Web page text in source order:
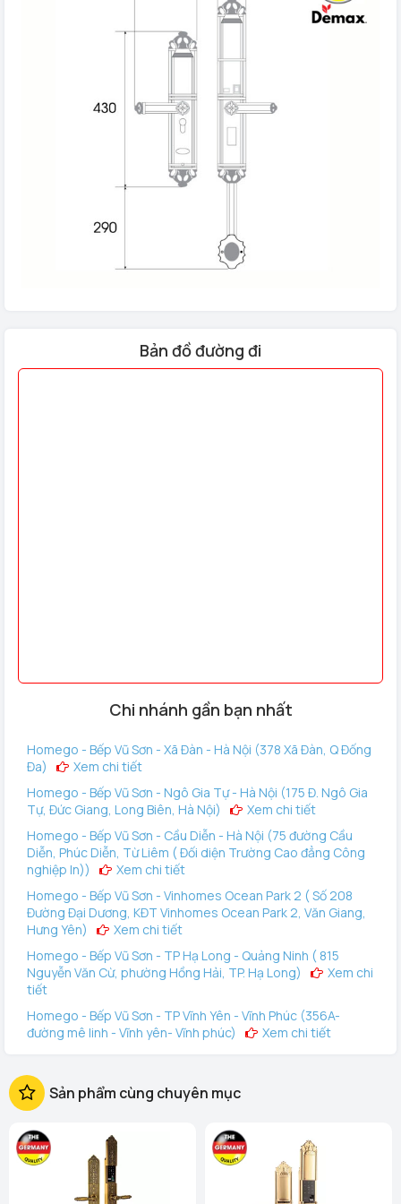
Bản đồ đường đi
Chi nhánh gần bạn nhất
Homego - Bếp Vũ Sơn - Xã Đàn - Hà Nội (378 Xã Đàn, Q Đống
Đa)
Xem chi tiết
Homego - Bếp Vũ Sơn - Ngô Gia Tự - Hà Nội (175 Đ. Ngô Gia
Tự, Đức Giang, Long Biên, Hà Nội)
Xem chi tiết
Homego - Bếp Vũ Sơn - Cầu Diễn - Hà Nội (75 đường Cầu
Diễn, Phúc Diễn, Từ Liêm ( Đối diện Trường Cao đẳng Công
nghiệp In))
Xem chi tiết
Homego - Bếp Vũ Sơn - Vinhomes Ocean Park 2 ( Số 208
Đường Đại Dương, KĐT Vinhomes Ocean Park 2, Văn Giang,
Hưng Yên)
Xem chi tiết
Homego - Bếp Vũ Sơn - TP Hạ Long - Quảng Ninh ( 815
Nguyễn Văn Cừ, phường Hồng Hải, TP. Hạ Long)
Xem chi
tiết
Homego - Bếp Vũ Sơn - TP Vĩnh Yên - Vĩnh Phúc (356A-
đường mê linh - Vĩnh yên- Vĩnh phúc)
Xem chi tiết
- Vinhomes Ocean Park 3, Văn Giang, Hưng Yên)
chi tiết
Hiệu, Q Lê Chân. TP Hải Phòng)
Xem chi tiết
Homego - Bếp Vũ Sơn - Lê Thanh Nghị - TP Hải Dương (248
Ngô Quyền, Lê Thanh Nghị, Hải Phòng)
Xem chi tiết
Sản phẩm cùng chuyên mục